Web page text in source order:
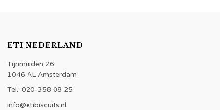
ETI NEDERLAND
Tijnmuiden 26
1046 AL Amsterdam
Tel.: 020-358 08 25
info@etibiscuits.nl